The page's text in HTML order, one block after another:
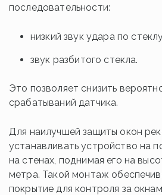
последовательности:
низкий звук удара по
звук разбитого стекла.
Это позволяет снизить
срабатываний датчика.
Для наилучшей защиты окон
устанавливать устройство на
на стенах, поднимая его на
метра. Такой монтаж
покрытие для контроля за